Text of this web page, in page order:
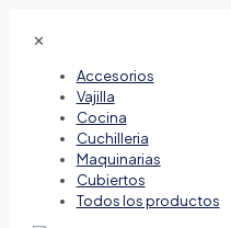
✕
Accesorios
Vajilla
Cocina
Cuchilleria
Maquinarias
Cubiertos
Todos los productos